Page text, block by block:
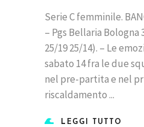
Serie C femminile.
– Pgs Bellaria Bologna
25/19 25/14). – Le
sabato 14 fra le due
nel pre-partita e nel
riscaldamento
LEGGI TUTTO